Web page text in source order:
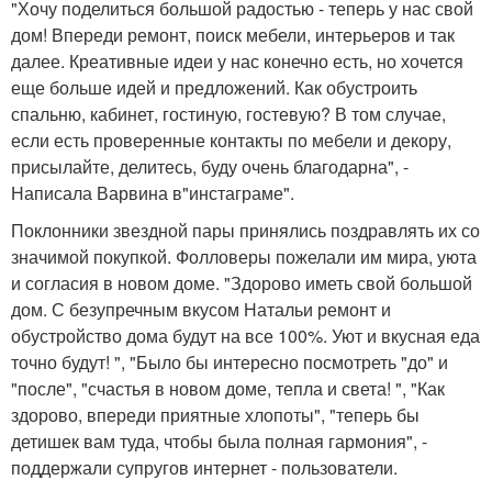
"Хочу поделиться большой радостью - теперь у нас свой
дом! Впереди ремонт, поиск мебели, интерьеров и так
далее. Креативные идеи у нас конечно есть, но хочется
еще больше идей и предложений. Как обустроить
спальню, кабинет, гостиную, гостевую? В том случае,
если есть проверенные контакты по мебели и декору,
присылайте, делитесь, буду очень благодарна", -
Написала Варвина в"инстаграме".
Поклонники звездной пары принялись поздравлять их со
значимой покупкой. Фолловеры пожелали им мира, уюта
и согласия в новом доме. "Здорово иметь свой большой
дом. С безупречным вкусом Натальи ремонт и
обустройство дома будут на все 100%. Уют и вкусная еда
точно будут! ", "Было бы интересно посмотреть "до" и
"после", "счастья в новом доме, тепла и света! ", "Как
здорово, впереди приятные хлопоты", "теперь бы
детишек вам туда, чтобы была полная гармония", -
поддержали супругов интернет - пользователи.